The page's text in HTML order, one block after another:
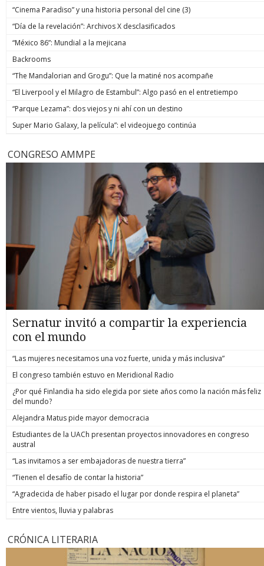
“Cinema Paradiso” y una historia personal del cine (3)
“Día de la revelación”: Archivos X desclasificados
“México 86”: Mundial a la mejicana
Backrooms
“The Mandalorian and Grogu”: Que la matiné nos acompañe
“El Liverpool y el Milagro de Estambul”: Algo pasó en el entretiempo
“Parque Lezama”: dos viejos y ni ahí con un destino
Super Mario Galaxy, la película”: el videojuego continúa
CONGRESO AMMPE
Sernatur invitó a compartir la experiencia
con el mundo
“Las mujeres necesitamos una voz fuerte, unida y más inclusiva”
El congreso también estuvo en Meridional Radio
¿Por qué Finlandia ha sido elegida por siete años como la nación más feliz
del mundo?
Alejandra Matus pide mayor democracia
Estudiantes de la UACh presentan proyectos innovadores en congreso
austral
“Las invitamos a ser embajadoras de nuestra tierra”
“Tienen el desafío de contar la historia”
“Agradecida de haber pisado el lugar por donde respira el planeta”
Entre vientos, lluvia y palabras
CRÓNICA LITERARIA